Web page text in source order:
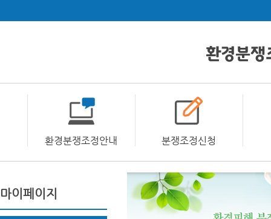
환경분쟁조정안내 분쟁조정신청
마이페이지